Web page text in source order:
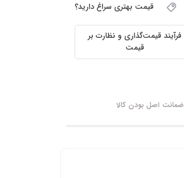
قیمت بهتری سراغ دارید؟
فرآیند قیمت‌گذاری و نظارت بر
قیمت
ضمانت اصل بودن کالا